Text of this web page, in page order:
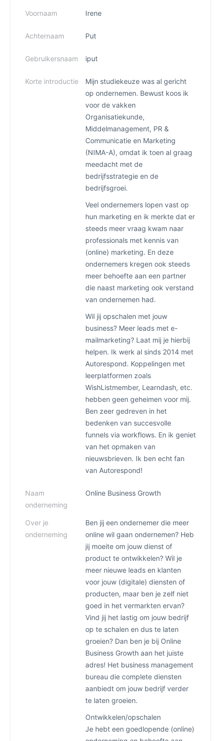
Voornaam Irene
Achternaam Put
Gebruikersnaam iput
Korte introductie
Mijn studiekeuze was al gericht
op ondernemen. Bewust koos ik
voor de vakken
Organisatiekunde,
Middelmanagement, PR &
Communicatie en Marketing
(NIMA-A), omdat ik toen al graag
meedacht met de
bedrijfsstrategie en de
bedrijfsgroei.
Veel ondernemers lopen vast op
hun marketing en ik merkte dat er
steeds meer vraag kwam naar
professionals met kennis van
(online) marketing. En deze
ondernemers kregen ook steeds
meer behoefte aan een partner
die naast marketing ook verstand
van ondernemen had.
Wil jij opschalen met jouw
business? Meer leads met e-
mailmarketing? Laat mij je hierbij
helpen. Ik werk al sinds 2014 met
Autorespond. Koppelingen met
leerplatformen zoals
WishListmember, Learndash, etc.
hebben geen geheimen voor mij.
Ben zeer gedreven in het
bedenken van succesvolle
funnels via workflows. En ik geniet
van het opmaken van
nieuwsbrieven. Ik ben echt fan
van Autorespond!
Naam
onderneming
Online Business Growth
Over je
onderneming
Ben jij een ondernemer die meer
online wil gaan ondernemen? Heb
jij moeite om jouw dienst of
product te ontwikkelen? Wil je
meer nieuwe leads en klanten
voor jouw (digitale) diensten of
producten, maar ben je zelf niet
goed in het vermarkten ervan?
Vind jij het lastig om jouw bedrijf
op te schalen en dus te laten
groeien? Dan ben je bij Online
Business Growth aan het juiste
adres! Het business management
bureau die complete diensten
aanbiedt om jouw bedrijf verder
te laten groeien.
Ontwikkelen/opschalen
Je hebt een goedlopende (online)